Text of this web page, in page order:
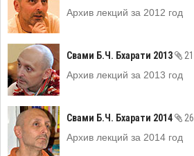
Архив лекций за 2012 год
Свами Б.Ч. Бхарати 2013
21
Архив лекций за 2013 год
Свами Б.Ч. Бхарати 2014
26
Архив лекций за 2014 год